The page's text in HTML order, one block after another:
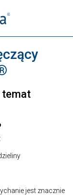
temat
jest znacznie